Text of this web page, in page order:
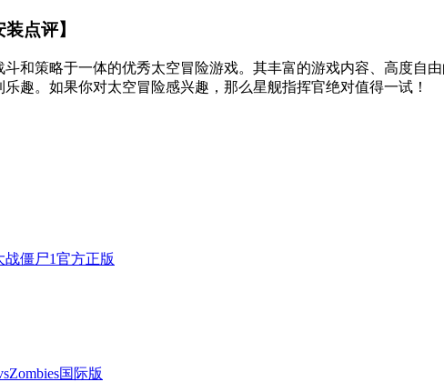
点评】
和策略于一体的优秀太空冒险游戏。其丰富的游戏内容、高度自
趣。如果你对太空冒险感兴趣，那么星舰指挥官绝对值得一试！
战僵尸1官方正版
国际版